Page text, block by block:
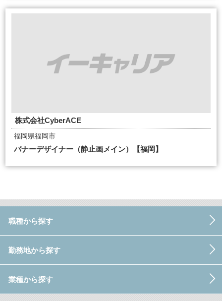
株式会社CyberACE
福岡県福岡市
バナーデザイナー（静止画メイン）【福岡】
職種から探す
勤務地から探す
業種から探す